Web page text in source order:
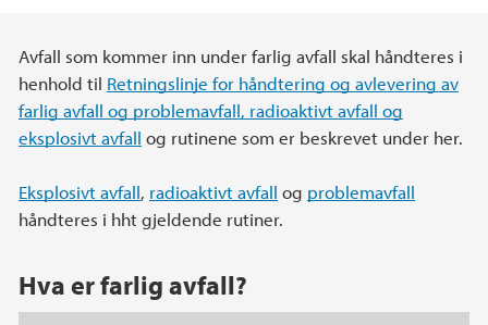
Hovedinnhold
Avfall som kommer inn under farlig avfall skal håndteres i
henhold til Retningslinje for håndtering og avlevering av
farlig avfall og problemavfall, radioaktivt avfall og
eksplosivt avfall og rutinene som er beskrevet under her.
Eksplosivt avfall, radioaktivt avfall og problemavfall
håndteres i hht gjeldende rutiner.
Hva er farlig avfall?